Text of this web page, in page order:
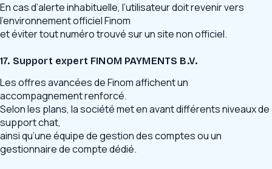
En cas d’alerte inhabituelle, l’utilisateur doit revenir vers
l’environnement officiel Finom
et éviter tout numéro trouvé sur un site non officiel.
17. Support expert FINOM PAYMENTS B.V.
Les offres avancées de Finom affichent un
accompagnement renforcé.
Selon les plans, la société met en avant différents niveaux de
support chat,
ainsi qu’une équipe de gestion des comptes ou un
gestionnaire de compte dédié.